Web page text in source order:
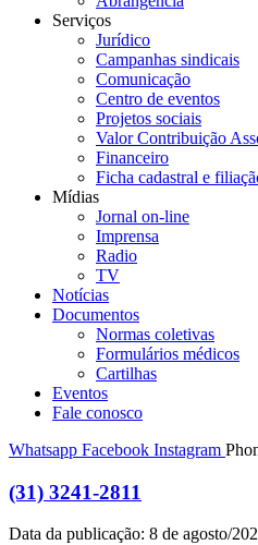
Serviços
Jurídico
Campanhas sindicais
Comunicação
Centro de eventos
Projetos sociais
Valor Contribuição
Financeiro
Ficha cadastral e
Mídias
Jornal on-line
Imprensa
Radio
TV
Notícias
Documentos
Normas coletivas
Formulários médicos
Cartilhas
Eventos
Fale conosco
Whatsapp Facebook Instagram
(31) 3241-2811
Data da publicação: 8 de agosto/